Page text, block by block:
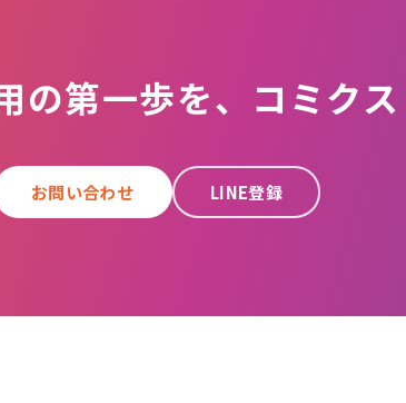
の第一歩を、コミク
お問い合わせ LINE登録